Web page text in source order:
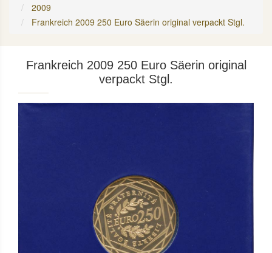
2009
Frankreich 2009 250 Euro Säerin original verpackt Stgl.
Frankreich 2009 250 Euro Säerin original
verpackt Stgl.